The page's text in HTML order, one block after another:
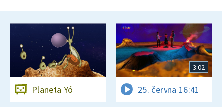
Planeta Yó
3:02
25. června 16:41